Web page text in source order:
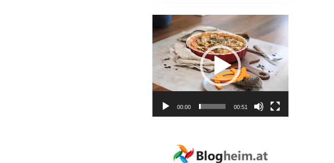
Video-
Player
00:00 00:51